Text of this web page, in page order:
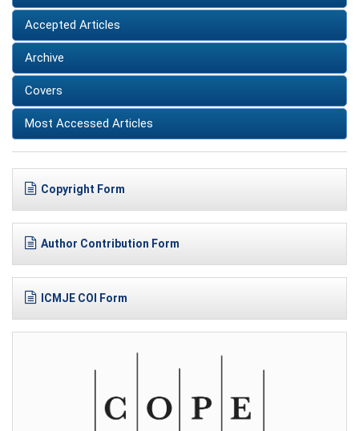
Accepted Articles
Archive
Covers
Most Accessed Articles
Copyright Form
Author Contribution Form
ICMJE COI Form